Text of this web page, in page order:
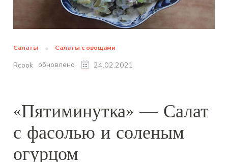
Салаты Салаты с овощами
Rcook обновлено 24.02.2021
«Пятиминутка» — Салат
с фасолью и соленым
огурцом